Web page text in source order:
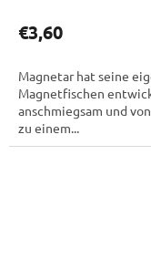
€3,60
Magnetar hat seine
Magnetfischen
anschmiegsam und
zu einem...